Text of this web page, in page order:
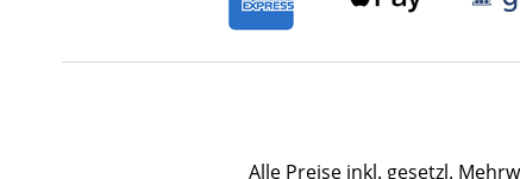
Alle Preise inkl. gesetzl.